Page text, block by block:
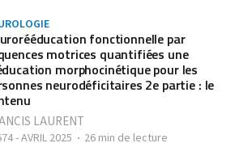
fonctionnelle par
motrices quantifiées une
morphocinétique pour les
neurodéficitaires 2e partie : le
LAURENT
- AVRIL 2025 26 min de lecture